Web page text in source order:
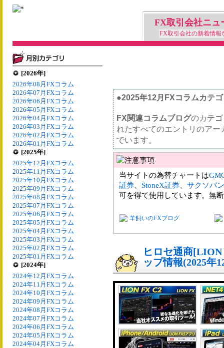
FX取引会社ニュ
FX取引会社の新着情報
[2026年]
2026年08月FXコラム
2026年07月FXコラム
2026年06月FXコラム
2026年05月FXコラム
2026年04月FXコラム
2026年03月FXコラム
2026年02月FXコラム
2026年01月FXコラム
[2025年]
2025年12月FXコラム
2025年11月FXコラム
2025年10月FXコラム
2025年09月FXコラム
2025年08月FXコラム
2025年07月FXコラム
2025年06月FXコラム
2025年05月FXコラム
2025年04月FXコラム
2025年03月FXコラム
2025年02月FXコラム
2025年01月FXコラム
[2024年]
2024年12月FXコラム
2024年11月FXコラム
2024年10月FXコラム
2024年09月FXコラム
2024年08月FXコラム
2024年07月FXコラム
2024年06月FXコラム
2024年05月FXコラム
2024年04月FXコラム
●2025年12月FXコラムカテ
FX関連コラムブログのカテ
れたすべてのエントリのア
でいます。
当サイトの為替チャートは
証券
StoneX証券
サクソバ
可を得て使用しています。無
羊飼いのFXブログ
ヒロセ通商
ップ情報(2025年